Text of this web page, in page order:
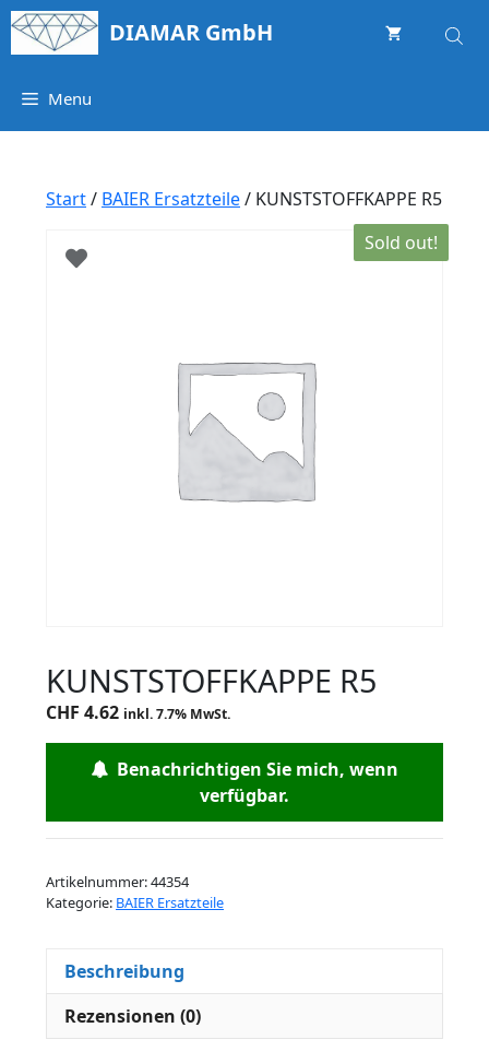
Springe
zum
DIAMAR GmbH
Menu
Start/ BAIER Ersatzteile/ KUNSTSTOFFKAPPE R5
Sold out!
KUNSTSTOFFKAPPE R5
CHF 4.62 inkl. 7.7% MwSt.
Benachrichtigen Sie mich, wenn
verfügbar.
Artikelnummer:44354
Kategorie: BAIER Ersatzteile
Beschreibung
Rezensionen (0)